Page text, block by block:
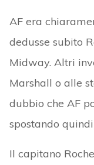
AF era
dedusse subito
Midway. Altri
Marshall o alle
dubbio che AF
spostando quindi
Il capitano